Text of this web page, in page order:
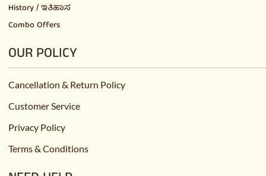
History / ಇತಿಹಾಸ
Combo Offers
OUR POLICY
Cancellation & Return Policy
Customer Service
Privacy Policy
Terms & Conditions